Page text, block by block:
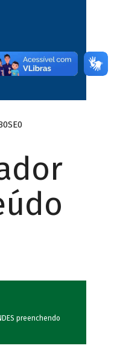
Musicais
preenchendo